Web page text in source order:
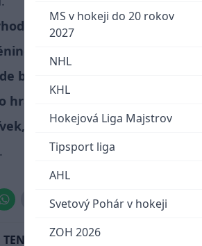
MS v hokeji do 20 rokov
2027
NHL
KHL
Hokejová Liga Majstrov
Tipsport liga
AHL
Svetový Pohár v hokeji
ZOH 2026
že hrajú dnes. My sme
a sme pripravení. Bude
budeme potrebovať
hráča aj brankára. Vieme
ak každý podá maximum,“
TENTO ČLÁNOK?